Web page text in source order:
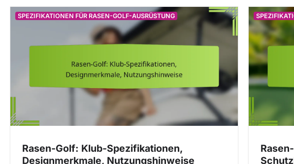
SPEZIFIKATIONEN FÜR RASEN-GOLF-AUSRÜSTUNG
Rasen-Golf: Klub-Spezifikationen,
Designmerkmale, Nutzungshinweise